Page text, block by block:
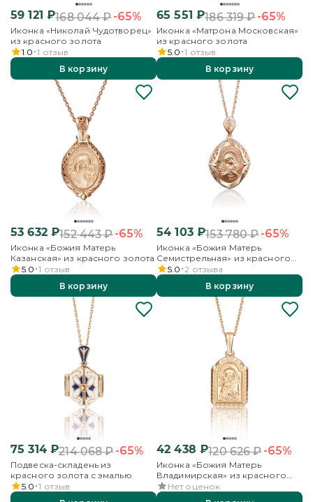
59 121 ₽168 044₽-65%
Иконка «Николай Чудотворец»
из красного золота
1.0 1 отзыв
В корзину
65 551 ₽186 319₽-65%
Иконка «Матрона Московская»
из красного золота
5.0 1 отзыв
В корзину
53 632₽152 443₽-65%
Иконка «Божия Матерь
Казанская» из красного золота
5.0 1 отзыв
В корзину
54 103₽153 780₽-65%
Иконка «Божия Матерь
Семистрельная» из красного
золота
5.0 2 отзыва
В корзину
75 314₽214 068₽-65%
Подвеска-складень из
красного золота с эмалью
5.0 1 отзыв
42 438 ₽120 626₽-65%
Иконка «Божия Матерь
Владимирская» из красного
золота
Нет оценок